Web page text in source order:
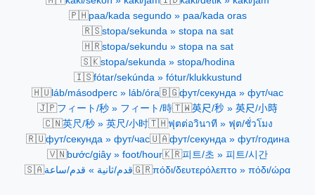
🇵🇭paa/kada segundo » paa/kada oras
🇷🇸stopa/sekunda » stopa na sat
🇭🇷stopa/sekundu » stopa na sat
🇸🇰stopa/sekunda » stopa/hodina
🇮🇸fótar/sekúnda » fótur/klukkustund
🇭🇺láb/másodperc » láb/óra🇧🇬фут/секунда » фут/час
🇯🇵フィート/秒 » フィート/時🇹🇼英尺/秒 » 英尺/小時
🇨🇳英尺/秒 » 英尺/小时🇹🇭ฟุตต่อวินาที » ฟุต/ชั่วโมง
🇷🇺фут/секунда » фут/час🇺🇦фут/секунда » фут/година
🇻🇳bước/giây » foot/hour🇰🇷피트/초 » 피트/시간
🇸🇦قدم/ثانية » قدم/ساعة🇬🇷πόδι/δευτερόλεπτο » πόδι/ώρα